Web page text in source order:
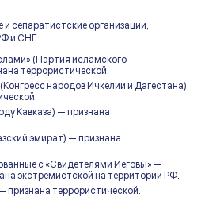
сепаратистские организации,
и СНГ
(Партия исламского
террористической.
народов Ичкелии и Дагестана)
Кавказа) — признана
эмират) — признана
с «Свидетелями Иеговы» —
экстремистской на территории РФ.
террористической.